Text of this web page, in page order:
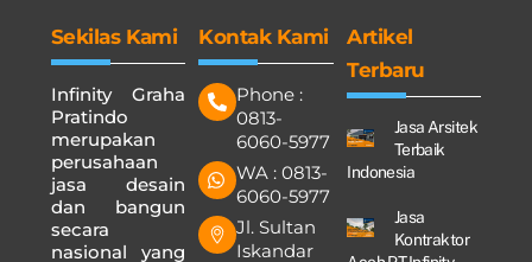
Sekilas Kami
Infinity Graha
Pratindo
merupakan
perusahaan
jasa desain
dan bangun
secara
nasional yang
Kontak Kami
Phone :
0813-
6060-5977
WA : 0813-
6060-5977
Jl. Sultan
Iskandar
Artikel
Terbaru
Jasa Arsitek
Terbaik
Indonesia
Jasa
Kontraktor